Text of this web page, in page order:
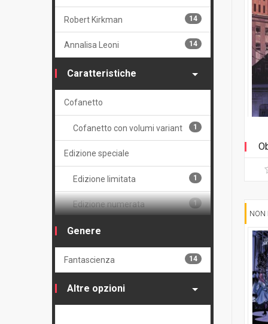
NON
Robert Kirkman 14
Annalisa Leoni 14
Caratteristiche
Cofanetto
Cofanetto con volumi variant 1
Edizione speciale
Edizione limitata 1
Edizione numerata 1
Serie
Volume
Cartonato 6
Genere
Fantascienza 14
Altre opzioni